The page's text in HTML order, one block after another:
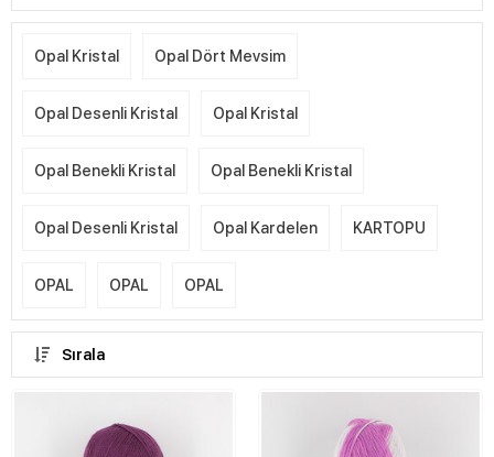
Opal Kristal Opal Dört Mevsim
Opal Desenli Kristal Opal Kristal
Opal Benekli Kristal Opal Benekli Kristal
Opal Desenli Kristal Opal Kardelen KARTOPU
OPAL OPAL OPAL
Sırala